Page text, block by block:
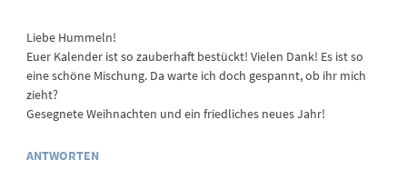
Liebe Hummeln!
Euer Kalender ist so zauberhaft bestückt! Vielen Dank! Es ist so
eine schöne Mischung. Da warte ich doch gespannt, ob ihr mich
zieht?
Gesegnete Weihnachten und ein friedliches neues Jahr!
ANTWORTEN